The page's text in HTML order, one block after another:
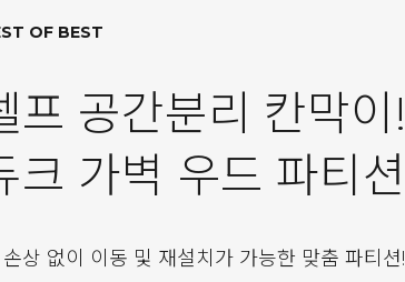
OF BEST
프 공간분리 칸막이!
크 가벽 우드 파티션
손상 없이 이동 및 재설치가 가능한 맞춤 파티션!